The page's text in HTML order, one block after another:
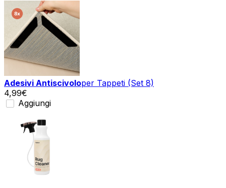
Adesivi Antiscivoloper Tappeti (Set 8)
4,99€
Aggiungi